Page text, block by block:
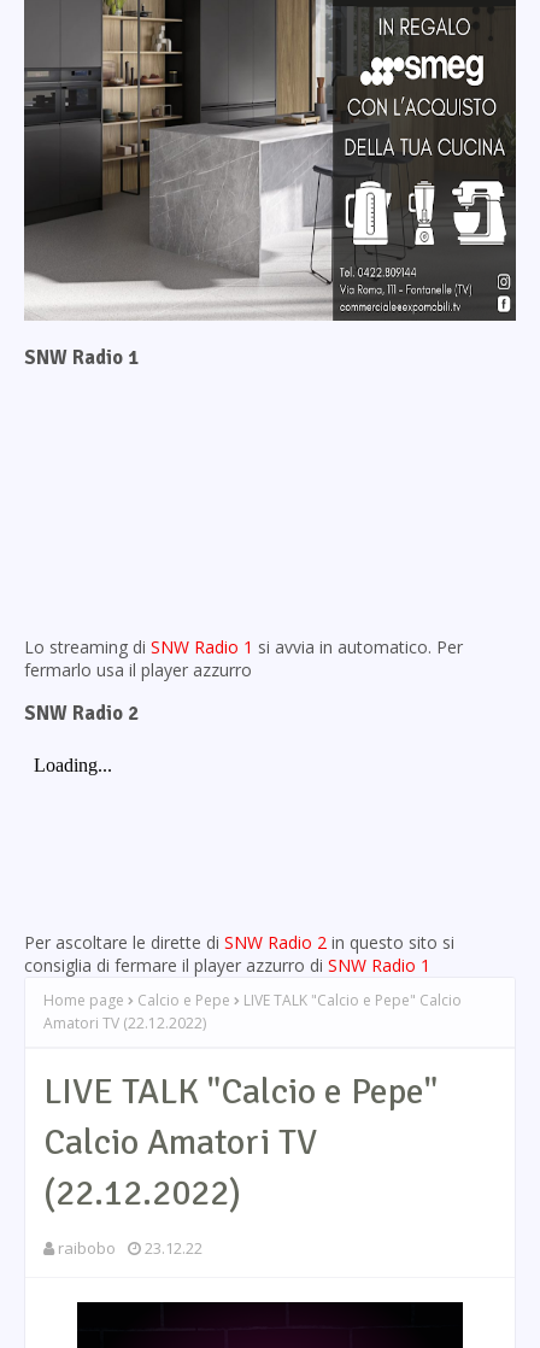
SNW Radio 1
Lo streaming di SNW Radio 1 si avvia in automatico. Per
fermarlo usa il player azzurro
SNW Radio 2
Per ascoltare le dirette di SNW Radio 2 in questo sito si
consiglia di fermare il player azzurro di SNW Radio 1
Home page Calcio e Pepe
LIVE TALK "Calcio e Pepe" Calcio
Amatori TV (22.12.2022)
LIVE TALK "Calcio e Pepe"
Calcio Amatori TV
(22.12.2022)
raibobo 23.12.22